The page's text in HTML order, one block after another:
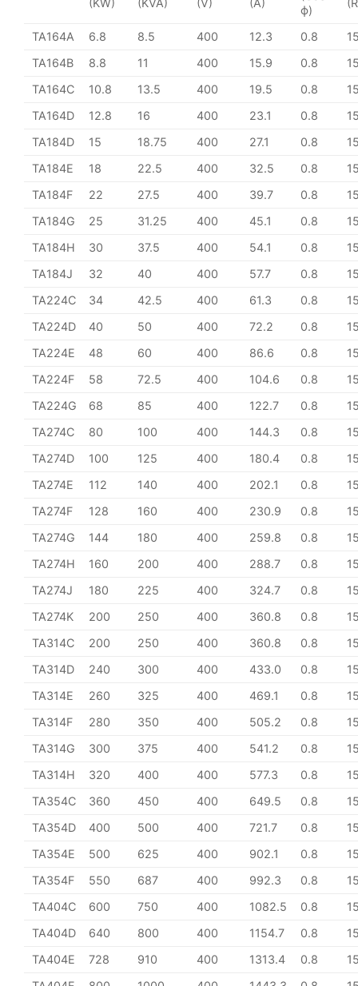
(KW)
(KVA)
(V)
(A)
ϕ)
TA164A 6.8 8.5 400 12.3 0.8
TA164B
8.8 11 400 15.9 0.8
TA164C
10.8 13.5 400 19.5 0.8
TA164D
12.8 16 400 23.1 0.8
TA184D
15 18.75 400 27.1 0.8
TA184E
18 22.5 400 32.5 0.8
TA184F
22 27.5 400 39.7 0.8
TA184G
25 31.25 400 45.1 0.8
TA184H
30 37.5 400 54.1 0.8
TA184J
32 40 400 57.7 0.8
TA224C
34 42.5 400 61.3 0.8
TA224D
40 50 400 72.2 0.8
TA224E
48 60 400 86.6 0.8
TA224F
58 72.5 400 104.6 0.8
TA224G
68 85 400 122.7 0.8
TA274C
80 100 400 144.3 0.8
TA274D
100 125 400 180.4 0.8
TA274E
112 140 400 202.1 0.8
TA274F
128 160 400 230.9 0.8
TA274G
144 180 400 259.8 0.8
TA274H
160 200 400 288.7 0.8
TA274J
180 225 400 324.7 0.8
TA274K
200 250 400 360.8 0.8
TA314C
200 250 400 360.8 0.8
TA314D
240 300 400 433.0 0.8
TA314E
260 325 400 469.1 0.8
TA314F
280 350 400 505.2 0.8
TA314G
300 375 400 541.2 0.8
TA314H
320 400 400 577.3 0.8
TA354C
360 450 400 649.5 0.8
TA354D
400 500 400 721.7 0.8
TA354E
500 625 400 902.1 0.8
TA354F
550 687 400 992.3 0.8
TA404C
600 750 400 1082.5 0.8
TA404D
640 800 400 1154.7 0.8
TA404E
728 910 400 1313.4 0.8